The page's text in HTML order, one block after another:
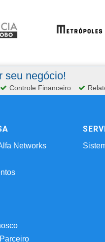
seu negócio!
Controle Financeiro
Networks